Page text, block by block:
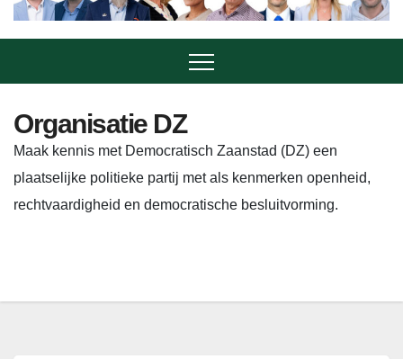
Organisatie DZ
Maak kennis met Democratisch Zaanstad (DZ) een
plaatselijke politieke partij met als kenmerken openheid,
rechtvaardigheid en democratische besluitvorming.